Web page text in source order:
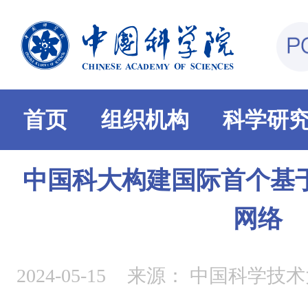
首页 组织机构 科学研
中国科大构建国际首个基
网络
2024-05-15 来源： 中国科学技